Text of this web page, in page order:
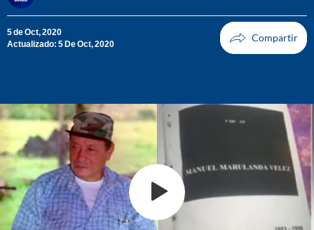
5 de Oct, 2020
Actualizado: 5 De Oct, 2020